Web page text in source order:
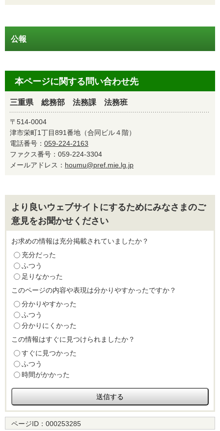
公報
本ページに関する問い合わせ先
三重県 総務部 法務課 法務班
〒514-0004
津市栄町1丁目891番地（合同ビル４階）
電話番号： 059-224-2163
ファクス番号：059-224-3304
メールアドレス： houmu@pref.mie.lg.jp
より良いウェブサイトにするためにみなさまのご
意見をお聞かせください
お求めの情報は充分掲載されていましたか？
充分だった
ふつう
足りなかった
このページの内容や表現は分かりやすかったですか？
分かりやすかった
ふつう
分かりにくかった
この情報はすぐに見つけられましたか？
すぐに見つかった
ふつう
時間がかかった
ページID： 000253285